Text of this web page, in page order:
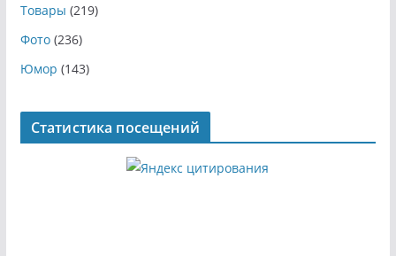
Товары (219)
Фото(236)
Юмор (143)
Статистика посещений